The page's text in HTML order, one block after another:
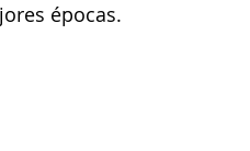
épocas.